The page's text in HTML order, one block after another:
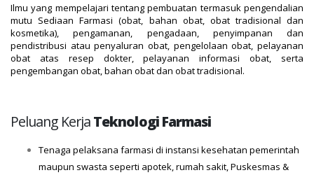
Ilmu yang mempelajari tentang pembuatan termasuk pengendalian
mutu Sediaan Farmasi (obat, bahan obat, obat tradisional dan
kosmetika), pengamanan, pengadaan, penyimpanan dan
pendistribusi atau penyaluran obat, pengelolaan obat, pelayanan
obat atas resep dokter, pelayanan informasi obat, serta
pengembangan obat, bahan obat dan obat tradisional.
Peluang KerjaTeknologi Farmasi
Tenaga pelaksana farmasi di instansi kesehatan pemerintah
maupun swasta seperti apotek, rumah sakit, Puskesmas &